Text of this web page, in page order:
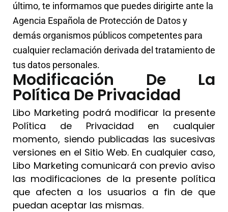
último, te informamos que puedes dirigirte ante la
Agencia Española de Protección de Datos y
demás organismos públicos competentes para
cualquier reclamación derivada del tratamiento de
tus datos personales.
Modificación De La
Política De Privacidad
Libo Marketing podrá modificar la presente
Política de Privacidad en cualquier
momento, siendo publicadas las sucesivas
versiones en el Sitio Web. En cualquier caso,
Libo Marketing comunicará con previo aviso
las modificaciones de la presente política
que afecten a los usuarios a fin de que
puedan aceptar las mismas.